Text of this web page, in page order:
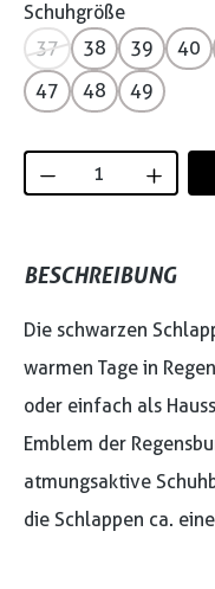
Schuhgröße
37
38 39 40
47
48 49
Produkt
BESCHREIBUNG
Die schwarzen
warmen Tage in
oder einfach als
Emblem der
atmungsaktive
die Schlappen ca.